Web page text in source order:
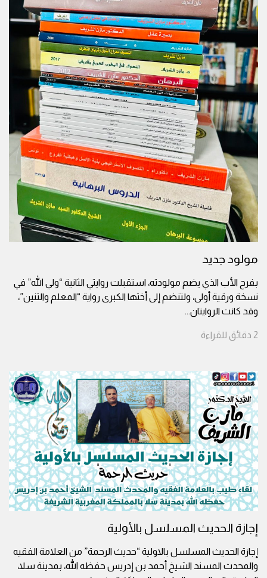
مولود جديد
بفرح الأب الذي يضم مولودته، استقبلت روايتي الثانية “ولي الله” في
نسخة ورقية أولى، ولتنضم إلى أختها الكبرى رواية “المعلم والتنين”،
وقد كانت الروايتان...
2 دقائق للقراءة
إجازة الحديث المسلسل بالأولية
إجازة الحديث المسلسل بالاولية “حديث الرحمة” من العلامة الفقيه
والمحدث المسند الشيخ أحمد بن إدريس حفظه الله، بمدينة سلا،